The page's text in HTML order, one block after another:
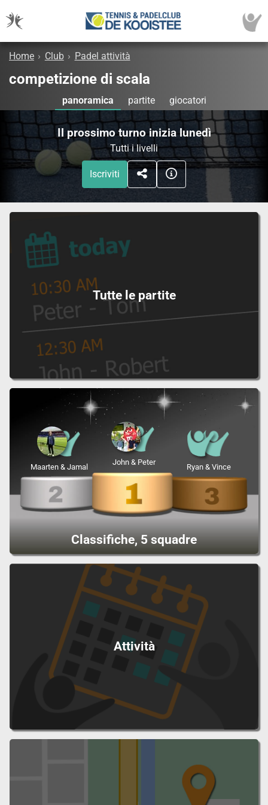
Home › Club › Padel attività
competizione di scala
panoramica partite giocatori
Il prossimo turno inizia lunedì
Tutti i livelli
Iscriviti
Tutte le partite
Classifiche, 5 squadre
John & Peter
Maarten & Jamal Ryan & Vince
Attività